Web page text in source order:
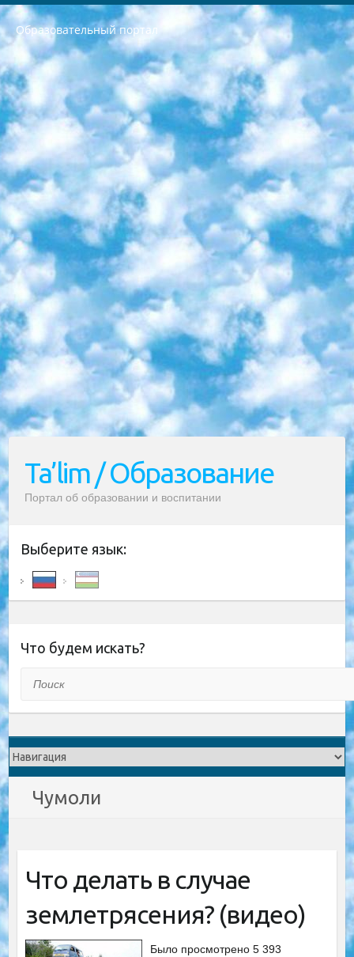
Образовательный портал
РЕСПУБЛИКА УЗБЕКИСТАН МИНИСТРЕРСТВО ДОШКОЛЬНОГО И ШКОЛЬНОГО ОБРАЗОВАНИЯ КОМАНДА в общеобразовательных учреждениях в 2023-2024 учебном году организация и проведение итоговой государственной аттестации обучающихся о Министра дошкольного и школьного образования Республики Узбекистан от 4 марта 2008 года (постановлением Минюста от 20 марта 2008 года № 1778 государственной регистрации) «Итоговое состояние учащихся общего среднего образования на основании положения об утверждении положения об аттестации общего среднего образования выпускной экзамен студентов в образовательных учреждениях в 2023-2024 учебном году В целях организации и прохождения аттестации приказываю: 1. Следующее: перечень предметов, по которым будет проводиться итоговая государственная аттестация и экзамен формы перевода согласно приложению 1; сертификаты международного образца, оценивающие уровень владения иностранными языками перечень согласно приложению 2; 2. Педагогический при специализированных образовательных учреждениях. научно-практический центр квалификации и международной оценки (Д.Давидова) 2024 г. До 25 марта: задания по предметам, по которым будет проводиться итоговая аттестация разработка и утверждение технических условий; итоговая аттестация на основании разработанного предметного задания разработка вопросов по предметам (устно и письменно), экзамен передача; общеобразовательные средние школы и специальные учебные заведения учащиеся выпускных классов школ и интернатов в агентской системе подготовка базы данных экзаменационных материалов и критериев оценки; перевод базы экзаменационных материалов на все языки обучения подать в Республиканский образовательный центр для изготовления; варианты экзаменов на основе разработанных контрольных материалов пусть будут поставлены задачи формирования. 3. Республиканский образовательный центр (Ш.Худайкулов) до 5 апреля 2024 года. до: база данных предоставленных экзаменационных материалов на все языки обучения перевод и экспертиза; для слепых, слабовидящих, глухих, слабослышащих и умственно отсталых детей учащиеся выпускных классов специализированных школ и школ-интернатов база данных экзаменационных материалов на всех преподаваемых языках подготовка критериев оценки; специализированные школы для умственно отсталых детей и технологии для учащихся выпускных классов школ-интернатов разработка соответствующих рекомендаций и критериев проведения ЕГЭ по естествознанию давать задания. 4. Педагогический при специализированных образовательных учреждениях. Научно-практический центр навыков и международной оценки (Д.Давидова), Республика образовательный центр (Худайкулов Ш.) итоговый государственный аттестационный экзамен ориентирован на творческое и логическое мышление при подготовке базы материалов учитывать введение заданий. 5. Следует отметить, что: сертификат государственного образца о знании общеобразовательного предмета и как минимум национальный уровень B1 по предметам на иностранных языках, указанным в Приложении 2. или международно признанный сертификат эквивалентного уровня студенты, изучающие определенный предмет, освобождаются от экзамена; по соответствующим предметам запланирована итоговая государственная аттестация за день до дня, путем жеребьевки Рабочей группой (в письменной форме по предметам, проводимым в форме) из числа сформированных вариантов выбрано 2 варианта; 2 выбранных варианта экзамена анонсированы на официальном сайте министерства и все выпускники по всей стране на основе этих вариантов проводит итоговую государственную аттестацию. 6. Государственное образование учащихся средних общеобразовательных учреждений. знания в соответствии с квалификационными требованиями, которые необходимо приобрести на основании стандартов итоговый (выпускной) контроль для 9 и 11 классов в целях тестирования Экзамены (далее – экзамены) состоят из предметов, перечисленных в приложении 1. будет сделано. 7. Экзамены пройдут с 26 мая по 15 июня 2024 г. (кроме науки физического воспитания). 8. Физическая для учащихся 9 классов общесредних образовательных учреждений. Экзамены по предмету «Образование, квалификация медицина» 1-6 мая 2024 года. сотрудники перевести под присмотр (с отклонениями в физическом или умственном развитии) специализированная школа для детей, школы-интернаты и со сколиозом школы-интернаты санаторного типа для больных детей исключены). 9. Он был слепым, слабовидящим и имел нарушения опорно-двигательного аппарата. экзамены в специализированных школах и интернатах для детей должны проводиться исходя из требований, предъявляемых к общеобразовательным учреждениям (физкультура кроме науки). 10. Специализированная школа для глухих и слабослышащих детей. и экзамены в интернатах и быть реализован в виде письменного теста по математике. 11. Специальность для умственно отсталых детей. Для 9 класса Родной язык и литературное письмо Государственный язык (язык обучения – узбекский). для неклассов) написано Математическое письмо Письменная/устная история Узбекистана Физическое воспитание практично Итоговый контроль Для 11 класса Написание родного языка и литературы (эссе) Математическое письмо Узбекский язык (обучение на узбекском языке) не посещающее общее среднее образование для учреждений)/Образовательное учреждение выбор письменный и устный Иностранный язык письменный/устный Письменная/устная история Узбекистана *По выбору студента:  Химия  Физика  Основы государственного права  География 10 бесплатных образовательных ресурсов - Мы составили подборку онлайн-проектов с интерактивными упражнениями, видеолекциями и статьями. Они помогут вам обрести новые и освежить старые знания бесплатно. 1. «ИНТУИТ» Старейшая образовательная площадка Рунета. Здесь вы найдёте сотни текстовых и видеокурсов на десятки различных тем — от программирования до психологии. Многие курсы подготовлены российскими университетами и крупными международными компаниями вроде Intel и Microsoft. Самостоятельное обучение бесплатное, но желающие могут оплатить услуги персональных наставников. 2. «Смартия» знакомит с актуальными профессиями и подсказывает, как им обучаться. Выбрав заинтересовавшую вас специальность — SMM-специалист, фотограф, веб-дизайнер или другую, — увидите список необходимых для неё умений. Чтобы вы могли освоить их самостоятельно, для каждого умения площадка отображает подборку ссылок на учебные материалы. Хотя «Смартия» ориентируется на русскоязычную аудиторию, часть контента всё же доступна только на английском. 3. «Лекторий Физтеха» Проект Московского физико-технического института (Физтеха). С его помощью вы можете смотреть онлайн серии лекций, записанные на видео в этом вузе. В числе доступных предметов — физика, биология, химия, информационные технологии и другие. К некоторым лекциям администрация ресурса прилагает готовые конспекты, которые можно скачивать в PDF-формате. 4. ITMOcourses Онлайн-площадка Санкт-Петербургского национального исследовательского университета информационных технологий, механики и оптики (ИТМО). Ресурс предоставляет свободный доступ к курсам, разработанным в этом вузе. Каталог материалов разбит на четыре категории: «Оптические системы и технологии», «Приборостроение и робототехника», «Информационные технологии» и «Биотехнологии». Курсы состоят из видеолекций, интерактивных демонстраций и заданий. 5. «КиберЛенинка» Электронная научная библиотека открытого доступа. Каталог площадки регулярно обрастает текстами статей из различных научных изданий. Сгруппированные по журналам и рубрикам публикации можно читать онлайн или скачивать целиком в PDF-формате. Проект нацелен на популяризацию науки за счёт открытого доступа к качественной информации. 6. «ПостНаука» На этом ресурсе публикуют подборки видеолекций, составленные экспертами из разных отраслей и объединённые общими темами. Среди них, к примеру, есть серии «Биоинформатика и геномика», «Культура средневековой Скандинавии» и Cinema Studies о теории кино. Каждая подборка лекций — логически связанная история, рассказанная экспертом от первого лица. Кроме того, на сайте появляются научно-образовательные статьи и тесты на разные темы. 7. «Newочём» Команда проекта «Newочём» отбирает самые интересные тексты из англоязычных СМИ и переводит те из них, за которые голосуют участники сообщества «ВКонтакте». По большей части это научно-популярные статьи. Редакторы придумывают лишь заголовки, в остальном содержание переводов соответствует оригиналам. Полные тексты можно читать прямо в социальной сети. 8. InternetUrok Онлайн-база материалов по основным дисциплинам школьной программы. Информация на сайте структурирована по классам, предметам и темам (урокам). Каждый урок состоит из видеолекций и конспектов. Есть также интерактивные тренажёры и тесты для закрепления пройденного материала. Даже если вы давно окончили школу, возможность повторить программу старших классов всегда может пригодиться. 9. Edutainme Ещё один ресурс об образовании. В отличие от Newtonew, как мне кажется, Edutainme больше ориентируется на представителей индустрии: педагогов, предпринимателей, разработчиков образовательных проектов. Но и любой, кто просто стремится к саморазвитию, найдёт на сайте много полезного и интересного для себя. Например, информацию о новых курсах и образовательных сервисах. 10. Newtonew Онлайн-медиа об образовании и обучении в широком смысле. Авторы Newtonew пишут об инструментах, заведениях, тактиках и стратегиях, которые помогают учить других и получать новые знания самостоятельно. На этой площадке вы найдёте новости, обзоры, аналитические мат
Ta’lim / Образование
Портал об образовании и воспитании
Выберите язык:
Что будем искать?
Чумоли
Что делать в случае
землетрясения? (видео)
Было просмотрено 5 393